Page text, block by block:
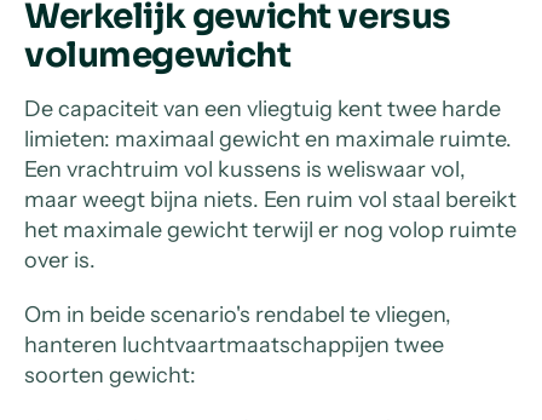
Werkelijk gewicht versus
volumegewicht
De capaciteit van een vliegtuig kent twee harde
limieten: maximaal gewicht en maximale ruimte.
Een vrachtruim vol kussens is weliswaar vol,
maar weegt bijna niets. Een ruim vol staal bereikt
het maximale gewicht terwijl er nog volop ruimte
over is.
Om in beide scenario's rendabel te vliegen,
hanteren luchtvaartmaatschappijen twee
soorten gewicht: